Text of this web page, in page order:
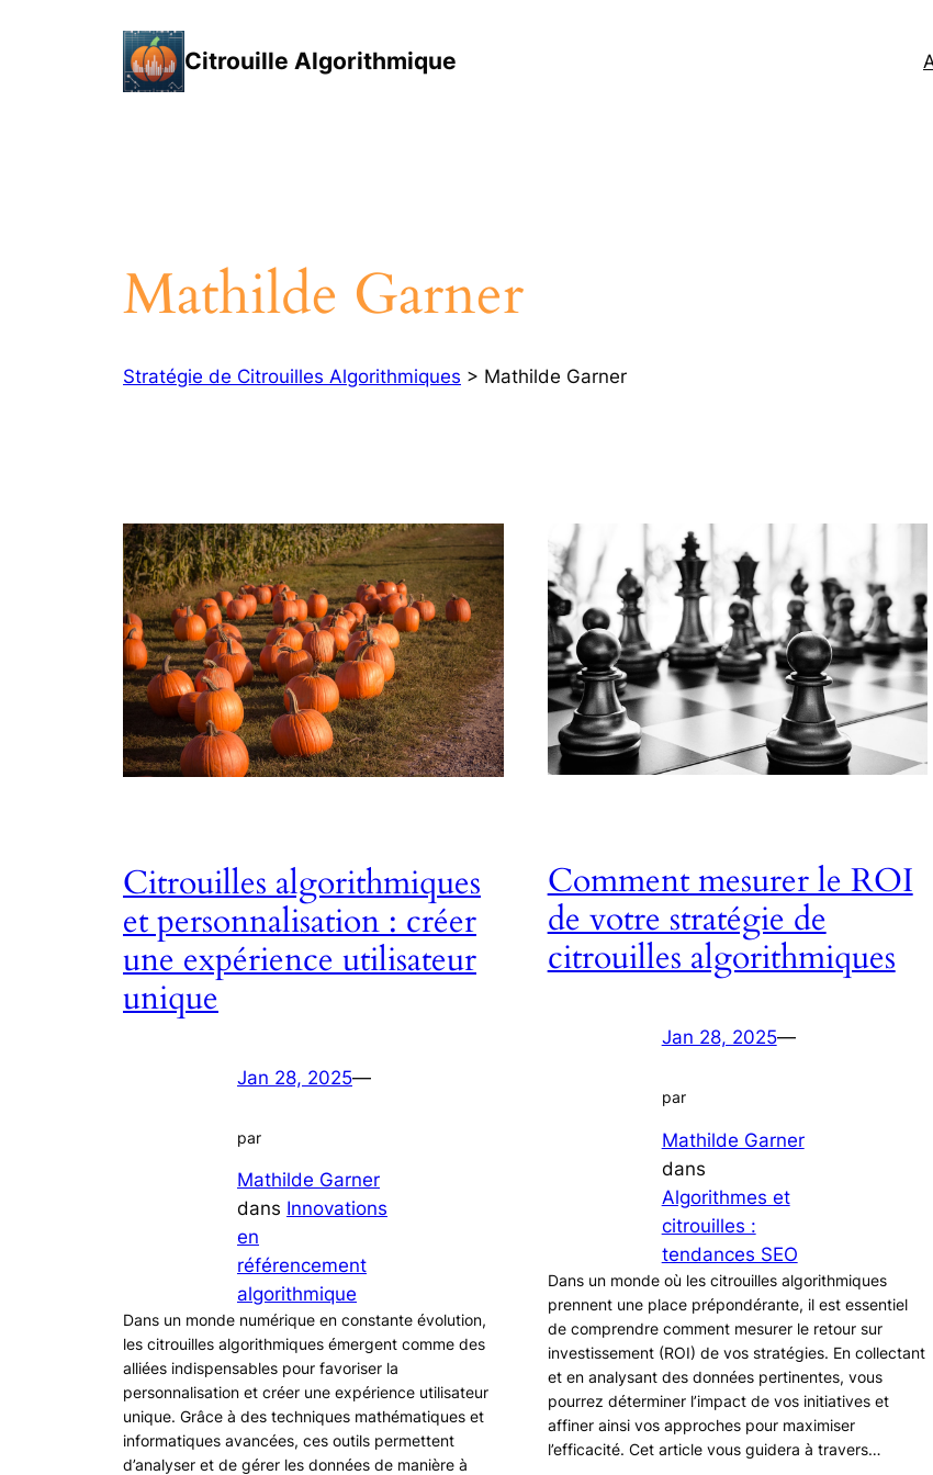
Citrouille Algorithmique
Mathilde Garner
Stratégie de Citrouilles Algorithmiques > Mathilde Garner
Citrouilles algorithmiques
et personnalisation : créer
une expérience utilisateur
unique
Jan 28, 2025—
par
Mathilde Garner
dans Innovations
en
référencement
algorithmique
Dans un monde numérique en constante évolution,
les citrouilles algorithmiques émergent comme des
alliées indispensables pour favoriser la
personnalisation et créer une expérience utilisateur
unique. Grâce à des techniques mathématiques et
informatiques avancées, ces outils permettent
d’analyser et de gérer les données de manière à
Comment mesurer le ROI
de votre stratégie de
citrouilles algorithmiques
Jan 28, 2025—
par
Mathilde Garner
dans
Algorithmes et
citrouilles :
tendances SEO
Dans un monde où les citrouilles algorithmiques
prennent une place prépondérante, il est essentiel
de comprendre comment mesurer le retour sur
investissement (ROI) de vos stratégies. En collectant
et en analysant des données pertinentes, vous
pourrez déterminer l’impact de vos initiatives et
affiner ainsi vos approches pour maximiser
l’efficacité. Cet article vous guidera à travers…